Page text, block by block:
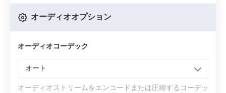
オーディオオプション
オーディオコーデック
オート
オーディオストリームをエンコードまたは圧縮するコーデッ